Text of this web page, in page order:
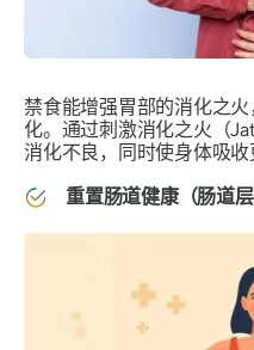
禁食能增强胃部的消化之
化。通过刺激消化之火（
消化不良，同时使身体吸收
重置肠道健康（肠道层